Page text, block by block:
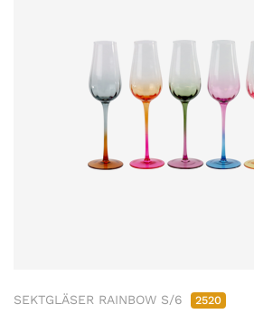
SEKTGLÄSER RAINBOW S/6 2520